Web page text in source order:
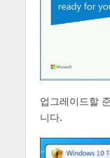
업그레이드할
니다.